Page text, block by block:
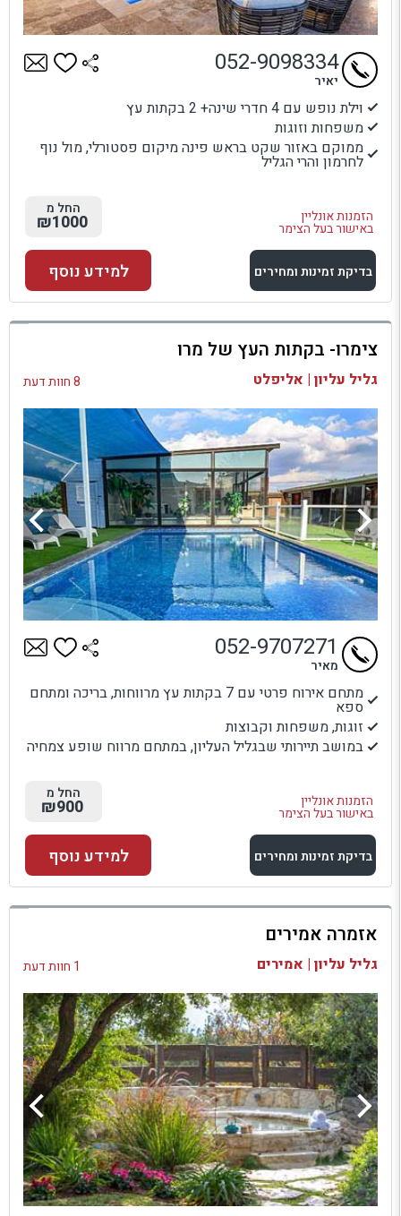
וילת נופש עם 4 חדרי שינה+ 2 בקתות עץ
משפחות וזוגות
ממוקם באזור שקט בראש פינה מיקום פסטורלי, מול נוף
לחרמון והרי הגליל
הזמנות אונליין
באישור בעל הצימר
052-9098334
יאיר
החל מ
₪1000
בדיקת זמינות ומחירים
למתחם זה
בדיקת זמינות ומחירים
למידע נוסף
צימרו- בקתות העץ של מרו
גליל עליון | אליפלט 8 חוות דעת
מתחם אירוח פרטי עם 7 בקתות עץ מרווחות, בריכה ומתחם
ספא
זוגות, משפחות וקבוצות
במושב תיירותי שבגליל העליון, במתחם מרווח שופע צמחיה
הזמנות אונליין
באישור בעל הצימר
052-9707271
מאיר
החל מ
₪900
בדיקת זמינות ומחירים
למתחם זה
בדיקת זמינות ומחירים
למידע נוסף
אזמרה אמירים
גליל עליון | אמירים 1 חוות דעת